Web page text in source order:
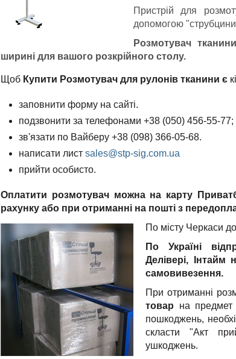
Пристрій для
допомогою
Розмотувач
ширині для вашого розкрійного столу.
Щоб Купити Розмотувач для рулонів тканини є
заповнити форму на сайті.
подзвонити за телефонами +38 (050) 456-55-
зв'язати по Вайберу +38 (098) 366-05-68.
написати лист sales@stp-sig.com.ua
прийти особисто.
Оплатити розмотувач можна на карту
рахунку або при отриманні на пошті з
По місту Черкаси
По Україні
Делівері, Інтайм
самовивезення.
При отриманні
товар на предмет
пошкоджень,
скласти "Акт
ушкоджень.